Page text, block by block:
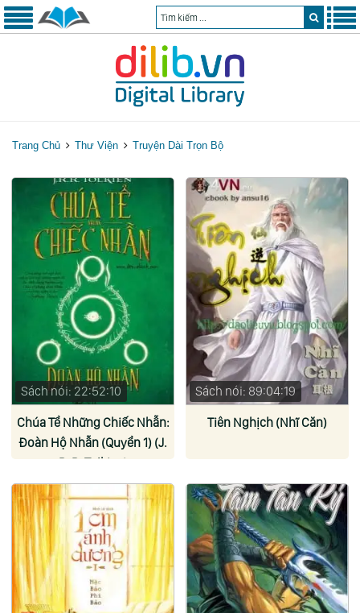
Trang Chủ Thư Viện Truyện Dài Trọn Bộ
Sách nói: 22:52:10
Chúa Tể Những Chiếc Nhẫn:
Đoàn Hộ Nhẫn (Quyển 1) (J.
R. R. Tolkien)
Sách nói: 89:04:19
Tiên Nghịch (Nhĩ Căn)